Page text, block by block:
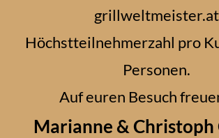
grillweltmeister.at
Höchstteilnehmerzahl pro
Personen.
Auf euren Besuch
Marianne & Christoph